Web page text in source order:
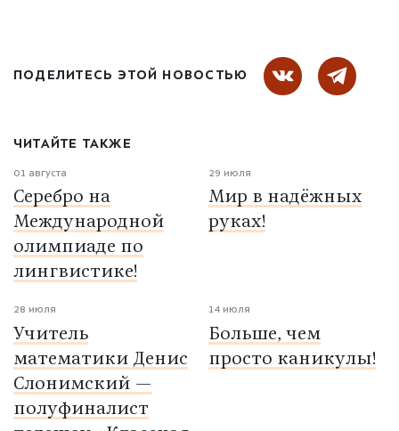
ПОДЕЛИТЕСЬ ЭТОЙ НОВОСТЬЮ
ЧИТАЙТЕ ТАКЖЕ
01 августа
Серебро на
Международной
олимпиаде по
лингвистике!
29 июля
Мир в надёжных
руках!
28 июля
Учитель
математики Денис
Слонимский —
полуфиналист
14 июля
Больше, чем
просто каникулы!